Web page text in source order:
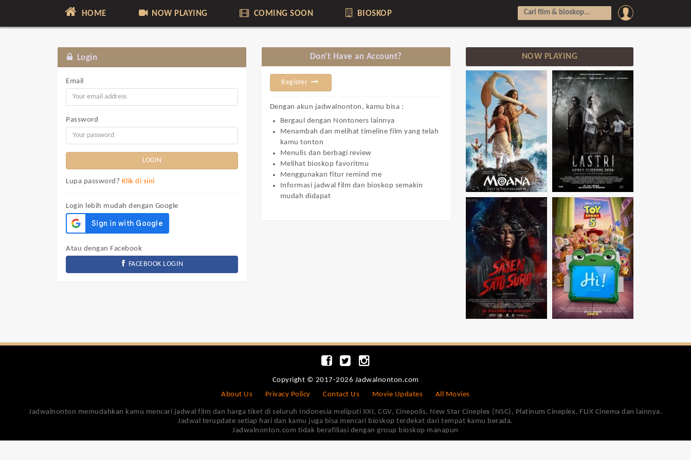
HOME NOW PLAYING COMING SOON BIOSKOP
Login
Email
Password
Lupa password? Klik di sini
Login lebih mudah dengan Google
Atau dengan Facebook
FACEBOOK LOGIN
Don't Have an Account?
Register
Dengan akun jadwalnonton, kamu bisa :
Bergaul dengan Nontoners lainnya
Menambah dan melihat timeline film yang telah
kamu tonton
Menulis dan berbagi review
Melihat bioskop favoritmu
Menggunakan fitur remind me
Informasi jadwal film dan bioskop semakin
mudah didapat
NOW PLAYING
Copyright © 2017-2026 Jadwalnonton.com
About Us
Privacy Policy Contact Us Movie Updates All Movies
Jadwalnonton memudahkan kamu mencari jadwal film dan harga tiket di seluruh Indonesia meliputi XXI, CGV, Cinepolis, New Star Cineplex (NSC), Platinum Cineplex, FLIX Cinema dan lainnya.
Jadwal terupdate setiap hari dan kamu juga bisa mencari bioskop terdekat dari tempat kamu berada.
Jadwalnonton.com tidak berafiliasi dengan group bioskop manapun